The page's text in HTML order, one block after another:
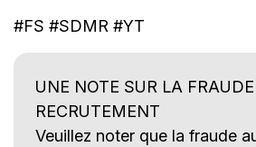
#FS #SDMR #YT
UNE NOTE SUR LA
RECRUTEMENT
Veuillez noter que la fraude